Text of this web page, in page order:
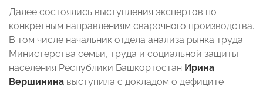
Далее состоялись выступления экспертов по
конкретным направлениям сварочного производства.
В том числе начальник отдела анализа рынка труда
Министерства семьи, труда и социальной защиты
населения Республики Башкортостан Ирина
Вершинина выступила с докладом о дефиците